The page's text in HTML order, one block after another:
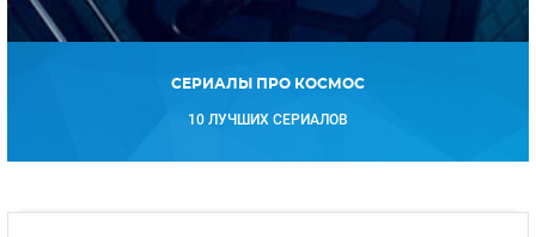
СЕРИАЛЫ ПРО КОСМОС
10 ЛУЧШИХ СЕРИАЛОВ